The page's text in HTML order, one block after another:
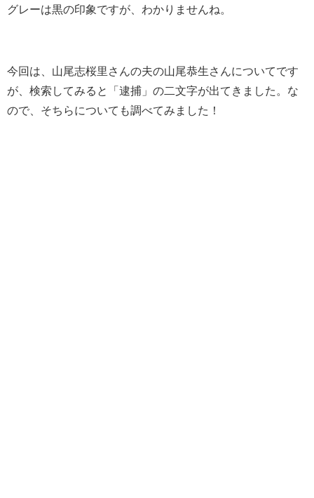
グレーは黒の印象ですが、わかりませんね。
今回は、山尾志桜里さんの夫の山尾恭生さんについてです
が、検索してみると「逮捕」の二文字が出てきました。な
ので、そちらについても調べてみました！